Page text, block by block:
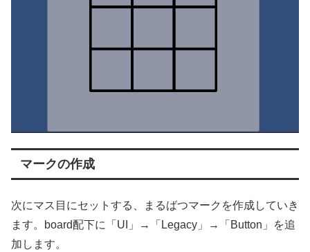
マークの作成
次にマス目にセットする、まるばつマークを作成していき
ます。board配下に「UI」→「Legacy」→「Button」を追
加します。